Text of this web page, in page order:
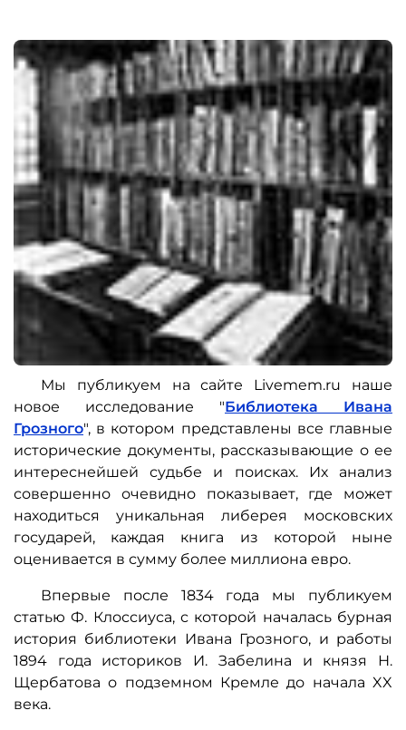
Мы публикуем на сайте Livemem.ru наше
новое исследование "Библиотека Ивана
Грозного", в котором представлены все главные
исторические документы, рассказывающие о ее
интереснейшей судьбе и поисках. Их анализ
совершенно очевидно показывает, где может
находиться уникальная либерея московских
государей, каждая книга из которой ныне
оценивается в сумму более миллиона евро.
Впервые после 1834 года мы публикуем
статью Ф. Клоссиуса, с которой началась бурная
история библиотеки Ивана Грозного, и работы
1894 года историков И. Забелина и князя Н.
Щербатова о подземном Кремле до начала XX
века.